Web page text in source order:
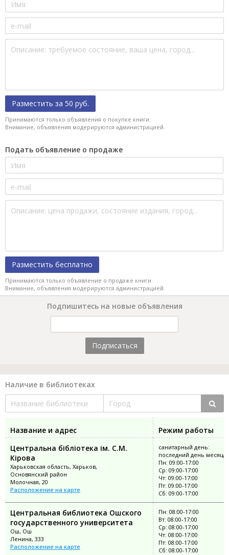
Разместить за 50 руб.
Принимаются только объявления о покупке книги.
Внимание, объявления модерируются администрацией.
Подать объявление о продаже
Разместить бесплатно
Принимаются только объявление о продаже книги.
Внимание, объявления модерируются администрацией.
Подпишитесь на новые объявления
Подписаться
Наличие в библиотеках
Название и адрес
Режим работы
Центральна бібліотека ім. С.М.
Кірова
Харьковская область, Харьков,
Основянский район
Молочная, 20
Расположение на карте
санитарный день:
последний день месяца
Пн: 09:00-17:00
Ср: 09:00-17:00
Чт: 09:00-17:00
Пт: 09:00-17:00
Сб: 09:00-17:00
Центральная библиотека Ошского
государственного университета
Ош, Ош
Ленина, 333
Расположение на карте
Пн: 08:00-17:00
Вт: 08:00-17:00
Ср: 08:00-17:00
Чт: 08:00-17:00
Пт: 08:00-17:00
Сб: 08:00-17:00